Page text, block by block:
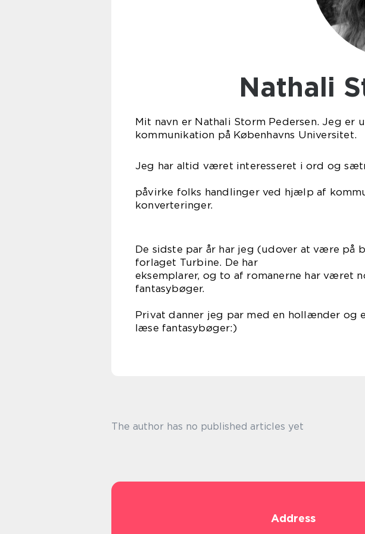
Nathali
Mit navn er Nathali Storm Pedersen. Jeg
kommunikation på Københavns Universitet.
Jeg har altid været interesseret i ord og
Det er spændende at
påvirke folks handlinger ved hjælp af
konverteringer.
De sidste par år har jeg (udover at være på
forlaget Turbine. De
eksemplarer, og to af romanerne har været
Privat danner jeg par med en hollænder og
læse
The author has no published articles yet
Address